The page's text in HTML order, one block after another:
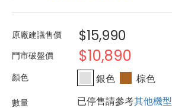
原廠建議售價 $15,990
門市破盤價 $10,890
銀色
棕色
已停售請參考其他機型